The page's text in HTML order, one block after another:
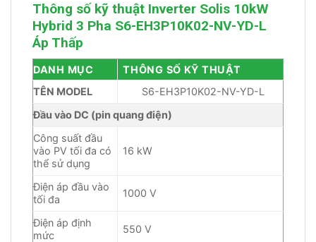
Thông số kỹ thuật Inverter Solis 10kW
Hybrid 3 Pha S6-EH3P10K02-NV-YD-L
Áp Thấp
DANH MỤC
THÔNG SỐ KỸ THUẬT
TÊN MODEL
S6-EH3P10K02-NV-YD-L
Đầu vào DC (pin quang điện)
Công suất đầu
vào PV tối đa có
thể sử dụng
16 kW
Điện áp đầu vào
tối đa
1000 V
Điện áp định
mức
550 V